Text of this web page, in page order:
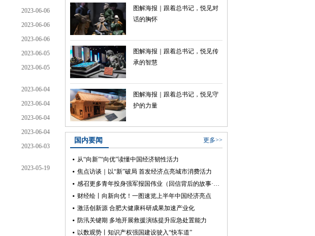
2023-06-06
2023-06-06
2023-06-06
2023-06-05
2023-06-05
2023-06-04
2023-06-04
2023-06-04
2023-06-04
2023-06-03
2023-05-19